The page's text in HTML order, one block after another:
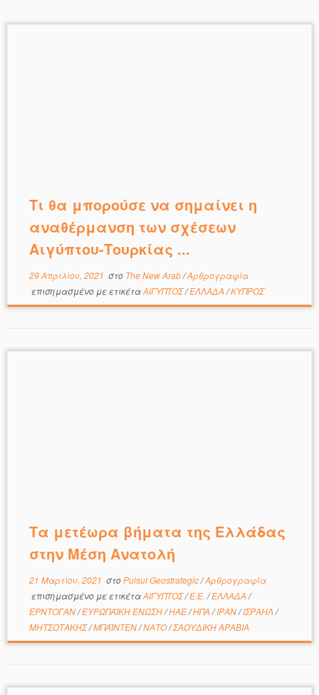
Τι θα μπορούσε να σημαίνει η
αναθέρμανση των σχέσεων
Αιγύπτου-Τουρκίας ...
29 Απριλίου, 2021 στο The New Arab/Αρθρογραφία
επισημασμένο με ετικέταΑΙΓΥΠΤΟΣ/ΕΛΛΑΔΑ /ΚΥΠΡΟΣ
Τα μετέωρα βήματα της Ελλάδας
στην Μέση Ανατολή
21 Μαρτίου, 2021 στοPulsul Geostrategic/Αρθρογραφία
επισημασμένο με ετικέταΑΙΓΥΠΤΟΣ/Ε.Ε. /ΕΛΛΑΔΑ /
ΕΡΝΤΟΓΑΝ/ΕΥΡΩΠΑΪΚΗ ΕΝΩΣΗ/ΗΑΕ/ΗΠΑ /ΙΡΑΝ/ΙΣΡΑΗΛ /
ΜΗΤΣΟΤΑΚΗΣ/ΜΠΑΪΝΤΕΝ/ΝΑΤΟ/ΣΑΟΥΔΙΚΗ ΑΡΑΒΙΑ